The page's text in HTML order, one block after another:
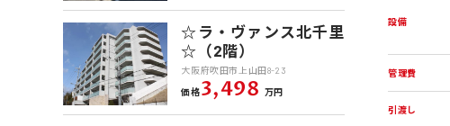
☆ラ・ヴァンス北千里
☆（2階）
大阪府吹田市上山田8-23
価格3,498 万円
設備
管理費
引渡し